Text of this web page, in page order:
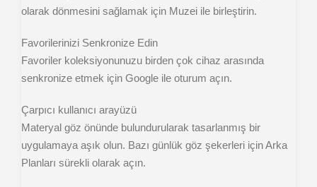
olarak dönmesini sağlamak için Muzei ile birleştirin.
Favorilerinizi Senkronize Edin
Favoriler koleksiyonunuzu birden çok cihaz arasında
senkronize etmek için Google ile oturum açın.
Çarpıcı kullanıcı arayüzü
Materyal göz önünde bulundurularak tasarlanmış bir
uygulamaya aşık olun. Bazı günlük göz şekerleri için Arka
Planları sürekli olarak açın.